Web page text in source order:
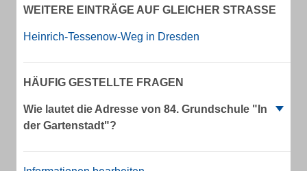
WEITERE EINTRÄGE AUF GLEICHER STRASSE
Heinrich-Tessenow-Weg in Dresden
HÄUFIG GESTELLTE FRAGEN
Wie lautet die Adresse von 84. Grundschule "In
der Gartenstadt"?